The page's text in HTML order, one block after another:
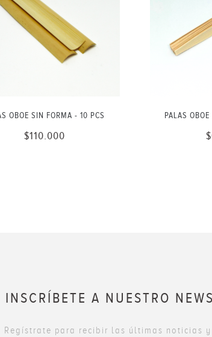
OBOE SIN FORMA - 10 PCS
$110.000
PALAS
INSCRÍBETE A NUESTRO
Regístrate para recibir las últimas noticias y